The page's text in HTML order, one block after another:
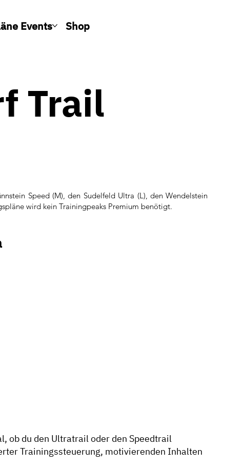
Events Shop
Trail
Speed (M), den Sudelfeld Ultra (L), den Wendelstein
wird kein Trainingpeaks Premium benötigt.
ob du den Ultratrail oder den Speedtrail
Trainingssteuerung, motivierenden Inhalten